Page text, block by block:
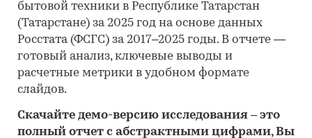
бытовой техники в Республике Татарстан
(Татарстане) за 2025 год на основе данных
Росстата (ФСГС) за 2017–2025 годы. В отчете —
готовый анализ, ключевые выводы и
расчетные метрики в удобном формате
слайдов.
Скачайте демо-версию исследования – это
полный отчет с абстрактными цифрами, Вы